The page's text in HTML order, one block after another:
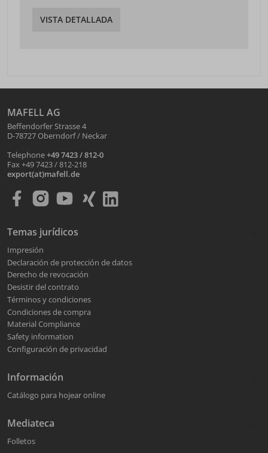
VISTA DETALLADA
MAFELL AG
Beffendorfer Strasse 4
D-78727 Oberndorf / Neckar
Telephone+49 7423 / 812-0
Fax +49 7423 / 812-218
export(at)mafell.de
Temas jurídicos
Impresión
Declaración de protección de datos
Derecho de revocación
Desistir del contrato
Términos y condiciones
Condiciones de compra
Material Compliance
Safety information
Configuración de privacidad
Información
Catálogo para hojear online
Mediateca
Folletos